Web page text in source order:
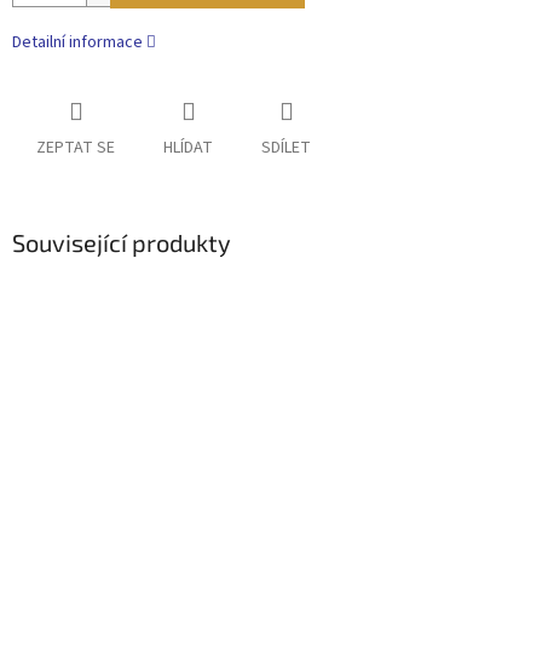
Detailní informace
ZEPTAT SE HLÍDAT SDÍLET
Související produkty